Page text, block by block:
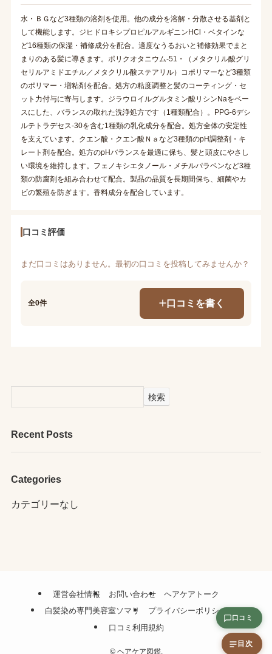
水・ＢＧなど3種類の溶剤を使用。他の成分を溶解・分散させる基剤と
して機能します。ジヒドロキシプロピルアルギニンHCl・ベタインな
ど16種類の保湿・補修成分を配合。適度なうるおいと補修効果でまと
まりのある髪に導きます。ポリクオタニウム-51・（メタクリル酸グリ
セリルアミドエチル／メタクリル酸ステアリル）コポリマーなど3種類
のポリマー・増粘剤を配合。処方の粘度調整と髪のコーティング・セ
ット力付与に寄与します。ジラウロイルグルタミン酸リシンNaをベー
スにした、バランスの取れた洗浄処方です（1種類配合）。PPG-6デシ
ルテトラデセス-30を含む1種類の乳化成分を配合。処方全体の安定性
を支えています。クエン酸・クエン酸Ｎａなど3種類のpH調整剤・キ
レート剤を配合。処方のpHバランスを最適に保ち、髪と頭皮にやさし
い環境を維持します。フェノキシエタノール・メチルパラベンなど3種
類の防腐剤を組み合わせて配合。製品の品質を長期間保ち、細菌やカ
ビの繁殖を防ぎます。香料成分を配合しています。
口コミ評価
まだ口コミはありません。最初の口コミを投稿してみませんか？
全0件 口コミを書く
検索
Recent Posts
Categories
カテゴリーなし
運営会社情報 お問い合わせ
ヘアケアトーク
白髪染め専門美容室ソマリ
プライバシーポリシー
口コミ利用規約
©ヘアケア図鑑.
口コミ
目次